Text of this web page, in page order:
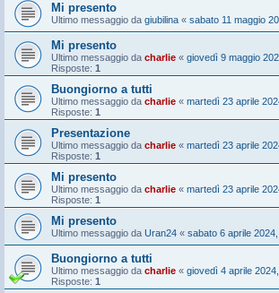
Mi presento
Ultimo messaggio da giubilina « sabato 11 maggio
Mi presento
Ultimo messaggio da charlie « giovedì 9 maggio
Risposte: 1
Buongiorno a tutti
Ultimo messaggio da charlie « martedì 23 aprile
Risposte: 1
Presentazione
Ultimo messaggio da charlie « martedì 23 aprile
Risposte: 1
Mi presento
Ultimo messaggio da charlie « martedì 23 aprile
Risposte: 1
Mi presento
Ultimo messaggio da Uran24 « sabato 6 aprile
Buongiorno a tutti
Ultimo messaggio da charlie « giovedì 4 aprile
Risposte: 1